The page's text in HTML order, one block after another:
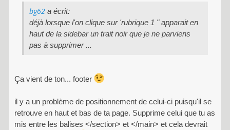
bg62 a écrit:
déjà lorsque l'on clique sur 'rubrique 1 " apparait en
haut de la sidebar un trait noir que je ne parviens
pas à supprimer ...
Ça vient de ton... footer
il y a un problème de positionnement de celui-ci puisqu'il se
retrouve en haut et bas de ta page. Supprime celui que tu as
mis entre les balises </section> et </main> et cela devrait